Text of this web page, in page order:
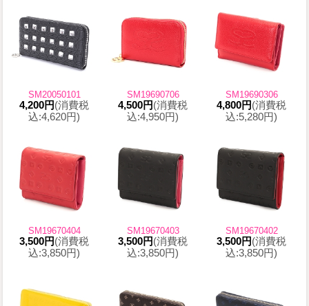
SM20050101
4,200円(消費税
込:4,620円)
SM19690706
4,500円(消費税
込:4,950円)
SM19690306
4,800円(消費税
込:5,280円)
SM19670404
3,500円(消費税
込:3,850円)
SM19670403
3,500円(消費税
込:3,850円)
SM19670402
3,500円(消費税
込:3,850円)